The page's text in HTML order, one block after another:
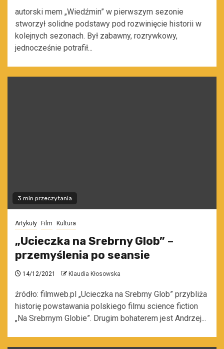
autorski mem „Wiedźmin” w pierwszym sezonie
stworzył solidne podstawy pod rozwinięcie historii w
kolejnych sezonach. Był zabawny, rozrywkowy,
jednocześnie potrafił...
3 min przeczytania
Artykuły Film Kultura
„Ucieczka na Srebrny Glob” –
przemyślenia po seansie
14/12/2021 Klaudia Kłosowska
źródło: filmweb.pl „Ucieczka na Srebrny Glob” przybliża
historię powstawania polskiego filmu science fiction
„Na Srebrnym Globie”. Drugim bohaterem jest Andrzej...